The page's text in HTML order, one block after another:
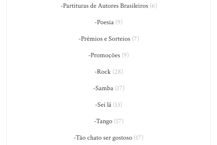
-Partituras de Autores Brasileiros(6)
-Poesia (9)
-Prêmios e Sorteios(7)
-Promoções (9)
-Rock(28)
-Samba(17)
-Sei lá (13)
-Tango(17)
-Tão chato ser gostoso (17)